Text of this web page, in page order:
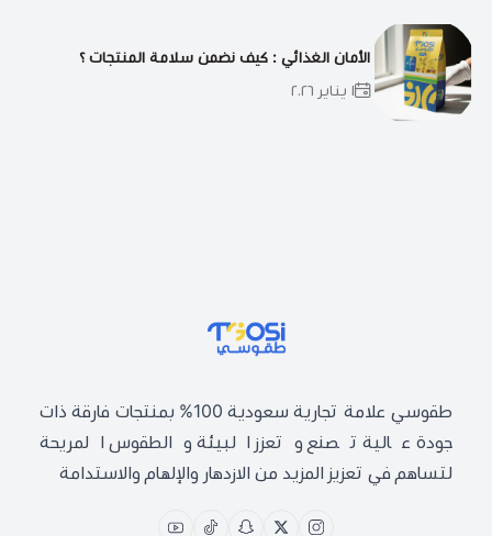
الأمان الغذائي : كيف نضمن سلامة المنتجات ؟
١ يناير ٢٠٢٦
طقوسي | TGOSIطقوسي علامة تجارية سعودية 100% بمنتجات فارقة ذات
جودة عالية تصنع وتعزز البيئة والطقوس المريحة
لتساهم في تعزيز المزيد من الازدهار والإلهام والاستدامة